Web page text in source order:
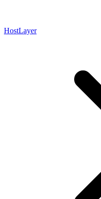
HostLayer